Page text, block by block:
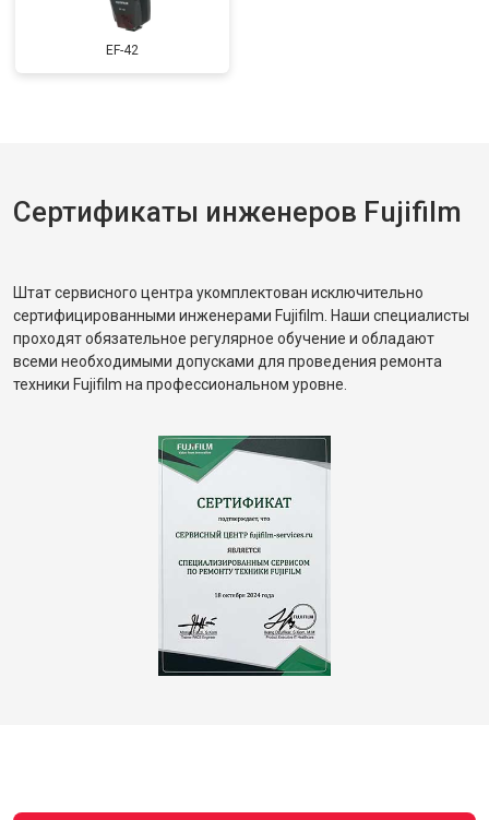
EF-42
Сертификаты инженеров Fujifilm
Штат сервисного центра укомплектован исключительно
сертифицированными инженерами Fujifilm. Наши специалисты
проходят обязательное регулярное обучение и обладают
всеми необходимыми допусками для проведения ремонта
техники Fujifilm на профессиональном уровне.